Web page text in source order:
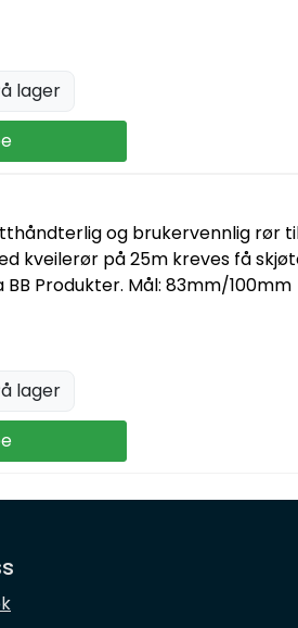
lager
og brukervennlig rør
kveilerør på 25m kreves få
Produkter. Mål: 83mm/100mm
lager